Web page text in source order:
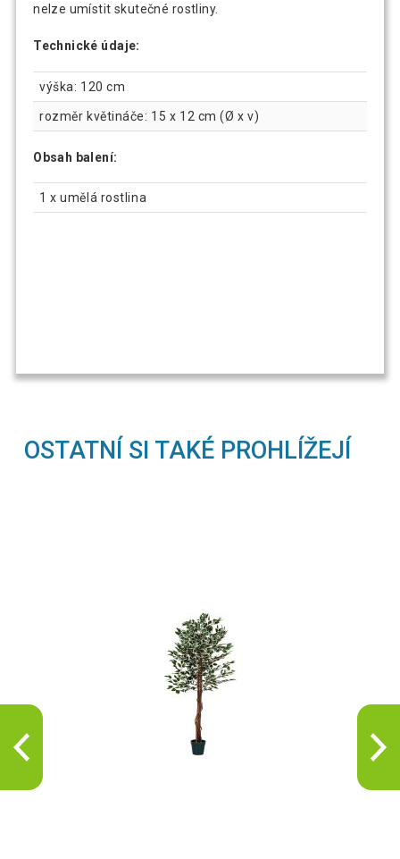
nelze umístit skutečné rostliny.
Technické údaje:
výška: 120 cm
rozměr květináče: 15 x 12 cm (Ø x v)
Obsah balení:
1 x umělá rostlina
OSTATNÍ SI TAKÉ PROHLÍŽEJÍ